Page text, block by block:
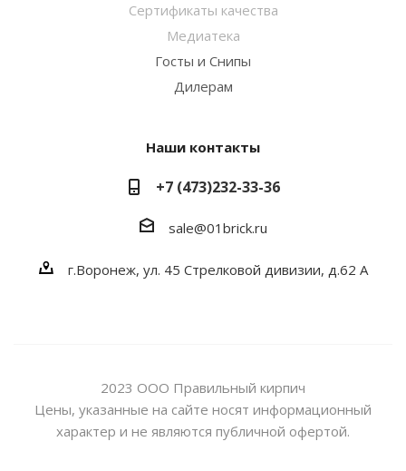
Сертификаты качества
Медиатека
Госты и Снипы
Дилерам
Наши контакты
+7 (473)232-33-36
sale@01brick.ru
г.Воронеж, ул. 45 Стрелковой дивизии, д.62 А
2023 ООО Правильный кирпич
Цены, указанные на сайте носят информационный
характер и не являются публичной офертой.